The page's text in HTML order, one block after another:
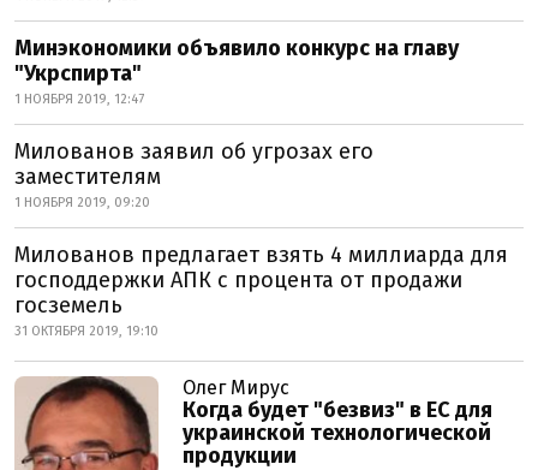
Минэкономики объявило конкурс на главу
"Укрспирта"
1 НОЯБРЯ 2019, 12:47
Милованов заявил об угрозах его
заместителям
1 НОЯБРЯ 2019, 09:20
Милованов предлагает взять 4 миллиарда для
господдержки АПК с процента от продажи
госземель
31 ОКТЯБРЯ 2019, 19:10
Олег Мирус
Когда будет "безвиз" в ЕС для
украинской технологической
продукции